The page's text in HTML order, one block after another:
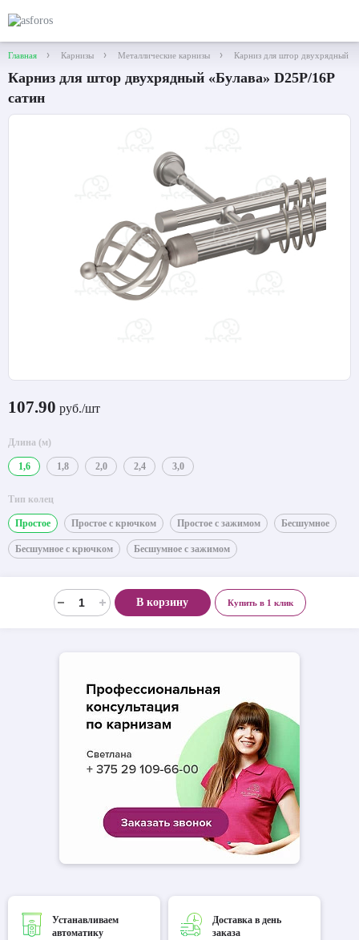
Главная Карнизы Металлические карнизы Карниз для штор двухрядный
Карниз для штор двухрядный «Булава» D25Р/16Р
сатин
107.90 руб./шт
Длина (м)
1,6 1,8 2,0 2,4 3,0
Тип колец
Простое Простое с крючком Простое с зажимом Бесшумное
Бесшумное с крючком Бесшумное с зажимом
В корзину Купить в 1 клик
Устанавливаем
автоматику
Доставка в день
заказа